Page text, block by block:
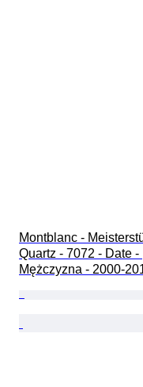
Montblanc -
Quartz - 7072 - Date -
Mężczyzna - 2000-